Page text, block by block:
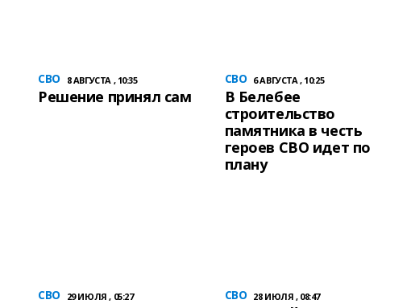
СВО 8 АВГУСТА , 10:35
Решение принял сам
СВО 6 АВГУСТА , 10:25
В Белебее
строительство
памятника в честь
героев СВО идет по
плану
СВО 29 ИЮЛЯ , 05:27 СВО 28 ИЮЛЯ , 08:47